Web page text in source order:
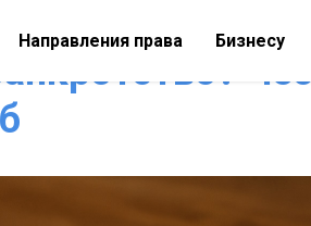
Направления права Бизнесу
платить до